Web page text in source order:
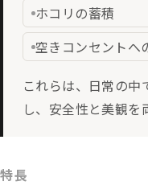
ホコリの蓄積
空きコンセントへ
これらは、日常の
し、安全性と美観を
特長